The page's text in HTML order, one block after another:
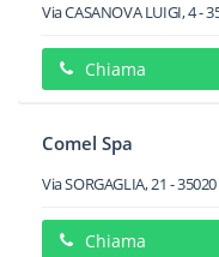
Via CASANOVA LUIGI, 4-
Chiama
Comel Spa
Via SORGAGLIA, 21 -35020
Chiama